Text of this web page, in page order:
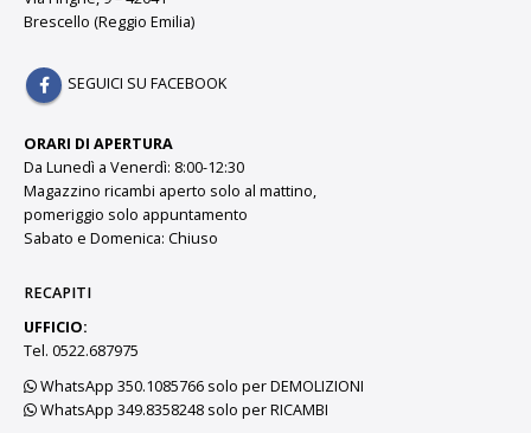
Brescello (Reggio Emilia)
SEGUICI SU FACEBOOK
ORARI DI APERTURA
Da Lunedì a Venerdì: 8:00-12:30
Magazzino ricambi aperto solo al mattino,
pomeriggio solo appuntamento
Sabato e Domenica: Chiuso
RECAPITI
UFFICIO:
Tel. 0522.687975
WhatsApp 350.1085766 solo per DEMOLIZIONI
WhatsApp 349.8358248 solo per RICAMBI